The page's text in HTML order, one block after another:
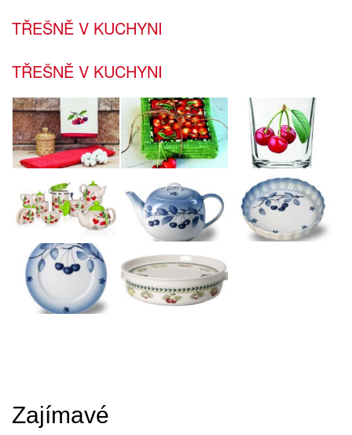
TŘEŠNĚ V KUCHYNI
TŘEŠNĚ V KUCHYNI
Zajímavé